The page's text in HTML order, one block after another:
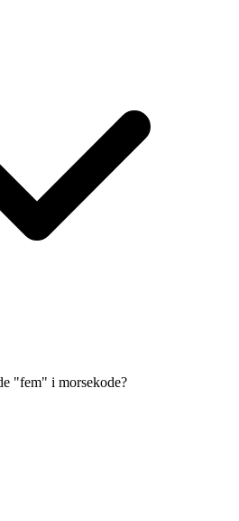
"fem" i morsekode?